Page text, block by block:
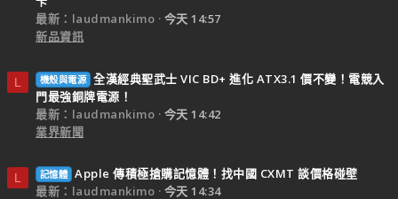
最新：laudmankimo
今天 14:57
新品資訊
L 機殼與電源 全漢經典聖武士 VIC BD+ 進化 ATX3.1 價不變！電競入
門最強銅牌電源！
最新：laudmankimo
今天 14:42
業界新聞
L 記憶體 Apple 傳積極搶購記憶體！找中國 CXMT 談價格碰壁
最新：laudmankimo
今天 14:34